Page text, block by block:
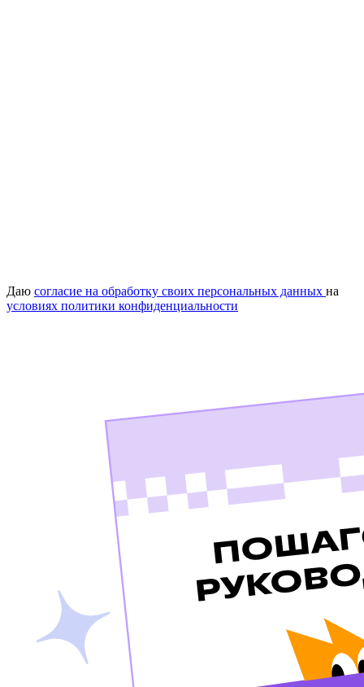
Даю согласие на обработку своих персональных данных на
условиях политики конфиденциальности